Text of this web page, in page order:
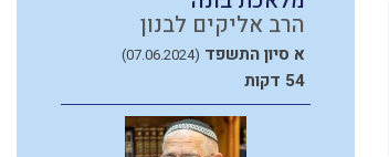
הרב אליקים לבנון
א סיון התשפד (07.06.2024)
54 דקות